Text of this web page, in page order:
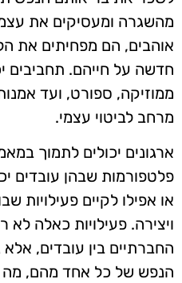
מהשגרה ומעסיקים את
אוהבים, הם מפחיתים את
חדשה על חייהם. תחביבים
ממוזיקה, ספורט, ועד
מרחב לביטוי עצמי.
ארגונים יכולים לתמוך
פלטפורמות שבהן עובדים
או אפילו לקיים פעילויות
ויצירה. פעילויות כאלה
החברתיים בין עובדים,
הנפש של כל אחד מהם, מה